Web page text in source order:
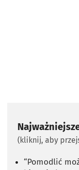
(kliknij, aby
“Pomodlić